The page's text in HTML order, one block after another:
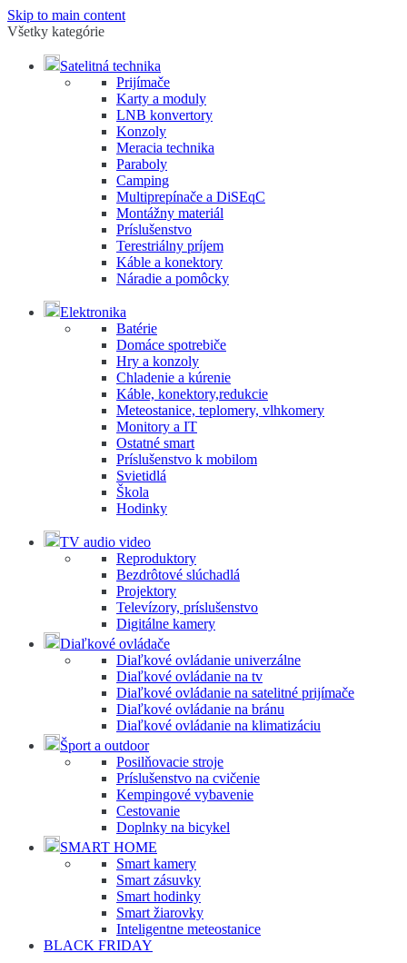
Skip to main content
Všetky kategórie
Satelitná technika
Prijímače
Karty a moduly
LNB konvertory
Konzoly
Meracia technika
Paraboly
Camping
Multiprepínače a DiSEqC
Montážny materiál
Príslušenstvo
Terestriálny príjem
Káble a konektory
Náradie a pomôcky
Elektronika
Batérie
Domáce spotrebiče
Hry a konzoly
Chladenie a kúrenie
Káble, konektory,redukcie
Meteostanice, teplomery, vlhkomery
Monitory a IT
Ostatné smart
Príslušenstvo k mobilom
Svietidlá
Škola
Hodinky
TV audio video
Reproduktory
Bezdrôtové slúchadlá
Projektory
Televízory, príslušenstvo
Digitálne kamery
Diaľkové ovládače
Diaľkové ovládanie univerzálne
Diaľkové ovládanie na tv
Diaľkové ovládanie na satelitné prijímače
Diaľkové ovládanie na bránu
Diaľkové ovládanie na klimatizáciu
Šport a outdoor
Posilňovacie stroje
Príslušenstvo na cvičenie
Kempingové vybavenie
Cestovanie
Doplnky na bicykel
SMART HOME
Smart kamery
Smart zásuvky
Smart hodinky
Smart žiarovky
Inteligentne meteostanice
BLACK FRIDAY